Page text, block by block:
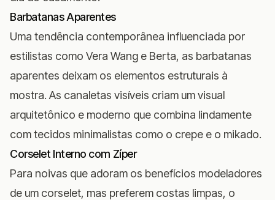
Barbatanas Aparentes
Uma tendência contemporânea influenciada por
estilistas como Vera Wang e Berta, as barbatanas
aparentes deixam os elementos estruturais à
mostra. As canaletas visíveis criam um visual
arquitetônico e moderno que combina lindamente
com tecidos minimalistas como o crepe e o mikado.
Corselet Interno com Zíper
Para noivas que adoram os benefícios modeladores
de um corselet, mas preferem costas limpas, o